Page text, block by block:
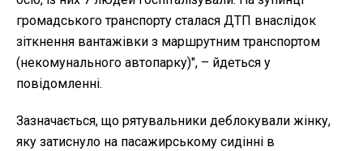
громадського транспорту сталася ДТП внаслідок
зіткнення вантажівки з маршрутним транспортом
(некомунального автопарку)", – йдеться у
повідомленні.
Зазначається, що рятувальники деблокували жінку,
яку затиснуло на пасажирському сидінні в